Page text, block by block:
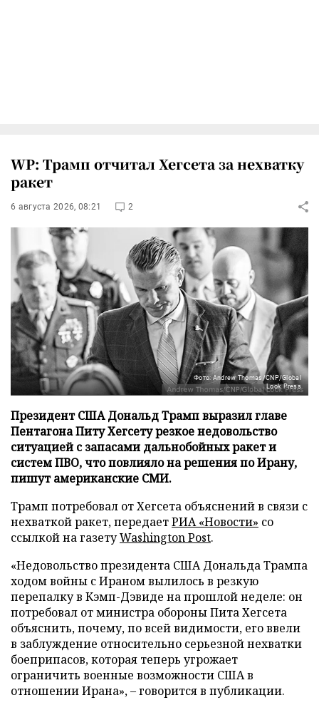
WP: Трамп отчитал Хегсета за нехватку
ракет
6 августа 2026, 08:21 2
Фото: Andrew Thomas/CNP/Global
Look Press
Президент США Дональд Трамп выразил главе
Пентагона Питу Хегсету резкое недовольство
ситуацией с запасами дальнобойных ракет и
систем ПВО, что повлияло на решения по Ирану,
пишут американские СМИ.
Трамп потребовал от Хегсета объяснений в связи с
нехваткой ракет, передаетРИА «Новости» со
ссылкой на газетуWashington Post.
«Недовольство президента США Дональда Трампа
ходом войны с Ираном вылилось в резкую
перепалку в Кэмп-Дэвиде на прошлой неделе: он
потребовал от министра обороны Пита Хегсета
объяснить, почему, по всей видимости, его ввели
в заблуждение относительно серьезной нехватки
боеприпасов, которая теперь угрожает
ограничить военные возможности США в
отношении Ирана», – говорится в публикации.